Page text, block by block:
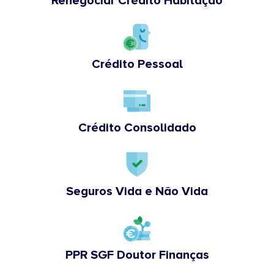
Crédito Pessoal
Crédito Consolidado
Seguros Vida e Não Vida
PPR SGF Doutor Finanças